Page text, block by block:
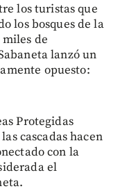
los turistas que
los bosques de la
de
lanzó un
opuesto:
Protegidas
cascadas hacen
con la
el